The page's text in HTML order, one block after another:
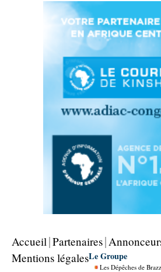
Accueil Partenaires
Mentions légalesLe Groupe
Les Dépêches de